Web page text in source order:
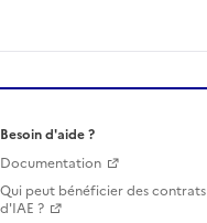
Besoin d'aide ?
Documentation
Qui peut bénéficier des contrats
d'IAE ?